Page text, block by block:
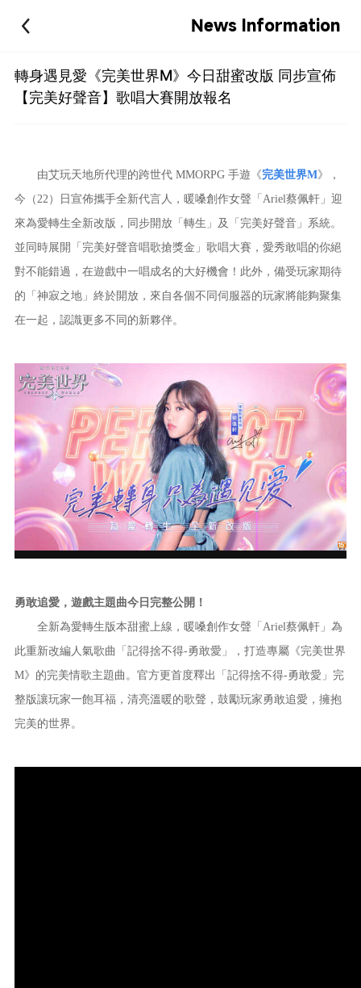
News Information
轉身遇見愛《完美世界M》今日甜蜜改版 同步宣佈
【完美好聲音】歌唱大賽開放報名
由艾玩天地所代理的跨世代 MMORPG 手遊《完美世界M》，
今（22）日宣佈攜手全新代言人，暖嗓創作女聲「Ariel蔡佩軒」迎
來為愛轉生全新改版，同步開放「轉生」及「完美好聲音」系統。
並同時展開「完美好聲音唱歌搶獎金」歌唱大賽，愛秀敢唱的你絕
對不能錯過，在遊戲中一唱成名的大好機會！此外，備受玩家期待
的「神寂之地」終於開放，來自各個不同伺服器的玩家將能夠聚集
在一起，認識更多不同的新夥伴。
勇敢追愛，遊戲主題曲今日完整公開！
全新為愛轉生版本甜蜜上線，暖嗓創作女聲「Ariel蔡佩軒」為
此重新改編人氣歌曲「記得捨不得-勇敢愛」，打造專屬《完美世界
M》的完美情歌主題曲。官方更首度釋出「記得捨不得-勇敢愛」完
整版讓玩家一飽耳福，清亮溫暖的歌聲，鼓勵玩家勇敢追愛，擁抱
完美的世界。